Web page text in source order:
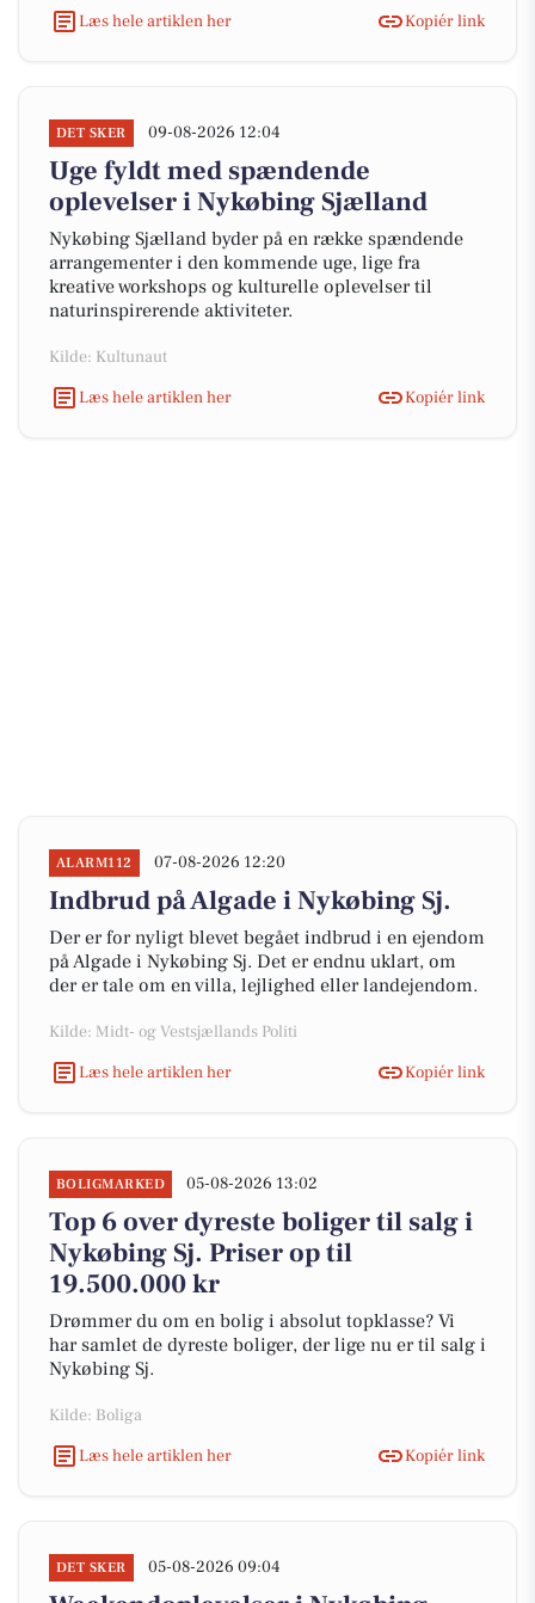
Læs hele artiklen her Kopiér link
DET SKER 09-08-2026 12:04
Uge fyldt med spændende
oplevelser i Nykøbing Sjælland
Nykøbing Sjælland byder på en række spændende
arrangementer i den kommende uge, lige fra
kreative workshops og kulturelle oplevelser til
naturinspirerende aktiviteter.
Kilde: Kultunaut
Læs hele artiklen her
Kopiér link
ALARM112 07-08-2026 12:20
Indbrud på Algade i Nykøbing Sj.
Der er for nyligt blevet begået indbrud i en ejendom
på Algade i Nykøbing Sj. Det er endnu uklart, om
der er tale om en villa, lejlighed eller landejendom.
Kilde: Midt- og Vestsjællands Politi
Læs hele artiklen her
Kopiér link
BOLIGMARKED 05-08-2026 13:02
Top 6 over dyreste boliger til salg i
Nykøbing Sj. Priser op til
19.500.000 kr
Drømmer du om en bolig i absolut topklasse? Vi
har samlet de dyreste boliger, der lige nu er til salg i
Nykøbing Sj.
Kilde: Boliga
Læs hele artiklen her
Kopiér link
DET SKER 05-08-2026 09:04